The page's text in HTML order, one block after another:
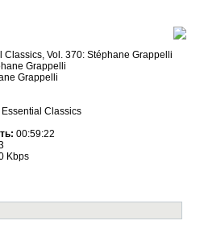
Classics, Vol. 370: Stéphane Grappelli
Grappelli
Grappelli
Essential Classics
00:59:22
Kbps